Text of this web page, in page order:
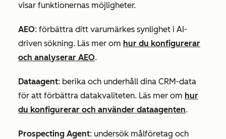
visar funktionernas möjligheter.
AEO: förbättra ditt varumärkes synlighet i AI-
driven sökning. Läs mer om hur du konfigurerar
och analyserar AEO.
Dataagent: berika och underhåll dina CRM-data
för att förbättra datakvaliteten. Läs mer om hur
du konfigurerar och använder dataagenten.
Prospecting Agent: undersök målföretag och